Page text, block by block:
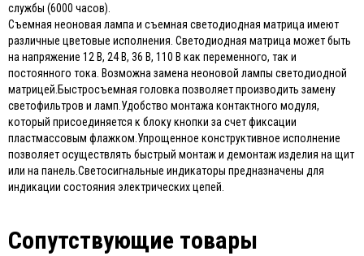
службы (6000 часов).
Съемная неоновая лампа и съемная светодиодная матрица имеют
различные цветовые исполнения. Светодиодная матрица может быть
на напряжение 12 В, 24 В, 36 В, 110 В как переменного, так и
постоянного тока. Возможна замена неоновой лампы светодиодной
матрицей.Быстросъемная головка позволяет производить замену
светофильтров и ламп.Удобство монтажа контактного модуля,
который присоединяется к блоку кнопки за счет фиксации
пластмассовым флажком.Упрощенное конструктивное исполнение
позволяет осуществлять быстрый монтаж и демонтаж изделия на щит
или на панель.Светосигнальные индикаторы предназначены для
индикации состояния электрических цепей.
Сопутствующие товары